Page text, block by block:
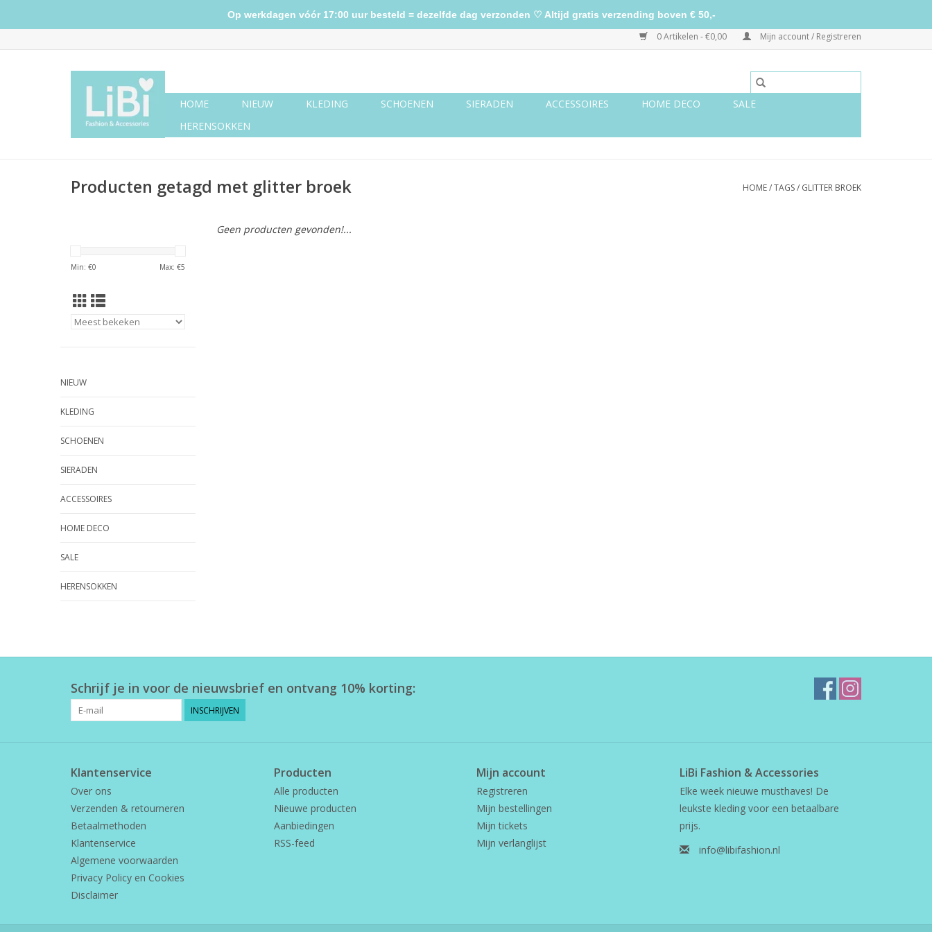
0 Artikelen - €0,00 Mijn account / Registreren
HOME NIEUW KLEDING SCHOENEN SIERADEN ACCESSOIRES HOME DECO
SALE
HERENSOKKEN
Producten getagd met glitter broek HOME/TAGS/ GLITTER BROEK
Min: €0 Max: €5
NIEUW
KLEDING
SCHOENEN
SIERADEN
ACCESSOIRES
HOME DECO
SALE
HERENSOKKEN
Geen producten gevonden!...
Schrijf je in voor de nieuwsbrief en ontvang 10% korting:
INSCHRIJVEN
Klantenservice
Over ons
Verzenden & retourneren
Betaalmethoden
Klantenservice
Algemene voorwaarden
Privacy Policy en Cookies
Disclaimer
Producten
Alle producten
Nieuwe producten
Aanbiedingen
RSS-feed
Mijn account
Registreren
Mijn bestellingen
Mijn tickets
Mijn verlanglijst
LiBi Fashion & Accessories
Elke week nieuwe musthaves! De
leukste kleding voor een betaalbare
prijs.
info@libifashion.nl
Op werkdagen vóór 17:00 uur besteld = dezelfde dag verzonden ♡ Altijd gratis verzending boven € 50,-